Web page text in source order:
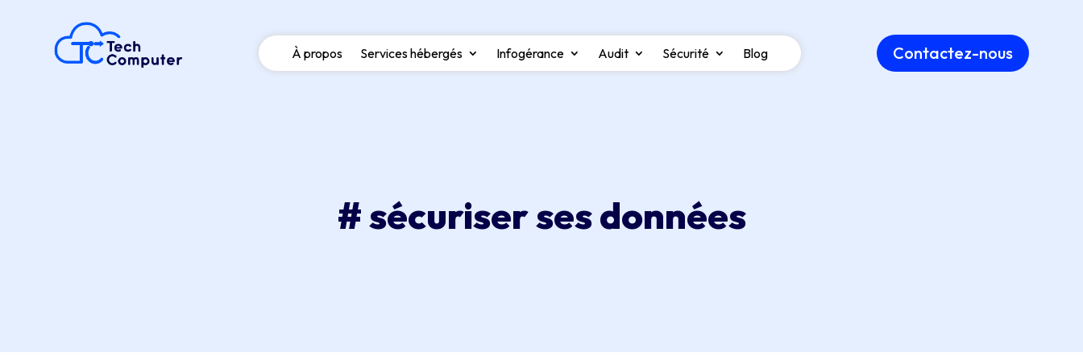
À propos Services hébergés Infogérance Audit Sécurité Blog Contactez-nous
# sécuriser ses données